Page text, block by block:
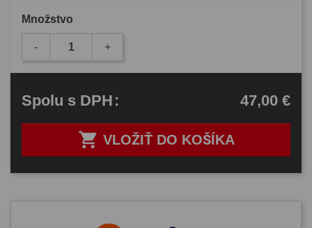
Množstvo
- +
 VLOŽIŤ DO KOŠÍKA
Spolu s DPH: 47,00 €